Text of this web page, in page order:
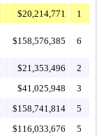
$20,214,771 1
$158,576,385 6
$21,353,496
2
$41,025,948
3
$158,741,814
5
$116,033,676 5